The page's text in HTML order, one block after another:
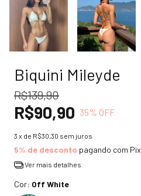
Biquini Mileyde
R$139,90
R$90,90 35% OFF
3 x de R$30,30 sem juros
5% de desconto pagando com Pix
Ver mais detalhes
Cor: Off White